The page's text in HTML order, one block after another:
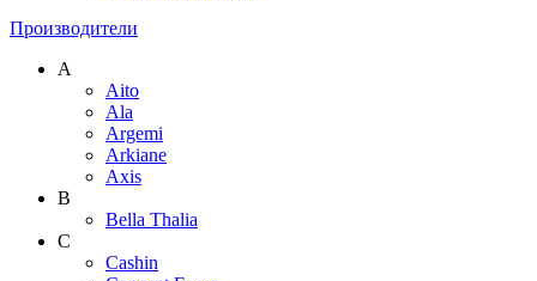
Производители
A
Aito
Ala
Argemi
Arkiane
Axis
B
Bella Thalia
C
Cashin